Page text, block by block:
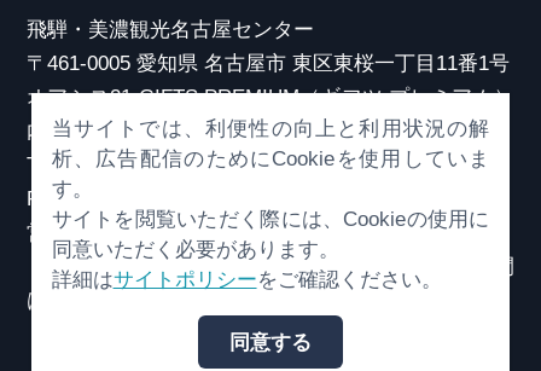
飛騨・美濃観光名古屋センター
〒461-0005 愛知県 名古屋市 東区東桜一丁目11番1号
オアシス21 GIFTS PREMIUM（ギフツ プレミアム）
内
TEL：052-253-6185
FAX：052-253-6186
営業時間：10:00～21:00
（原則、元日を除き年中無休）※観光相談対応時間
は18:30まで
当サイトでは、利便性の向上と利用状況の解
析、広告配信のためにCookieを使用していま
す。
サイトを閲覧いただく際には、Cookieの使用に
同意いただく必要があります。
詳細はサイトポリシーをご確認ください。
同意する